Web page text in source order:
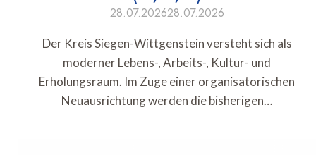
28.07.202628.07.2026
Der Kreis Siegen-Wittgenstein versteht sich als
moderner Lebens-, Arbeits-, Kultur- und
Erholungsraum. Im Zuge einer organisatorischen
Neuausrichtung werden die bisherigen…